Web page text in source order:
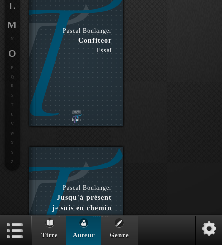
Pascal Boulanger
Confiteor
Essai
Pascal Boulanger
Jusqu'à présent
je suis en chemin
- Carnets : 2016-
Essai
L
M
N
O
P
Q
R
S
T
U
V
W
X
Y
Z
Titre Auteur Genre